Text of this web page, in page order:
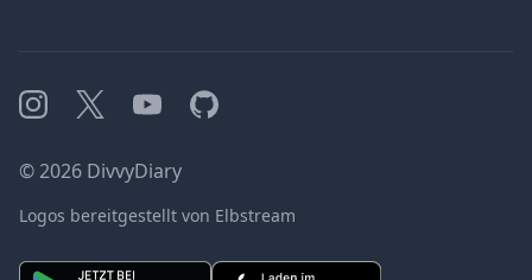
Instagram
X YouTubeGitHub
©2026 DivvyDiary
Logos bereitgestellt von Elbstream